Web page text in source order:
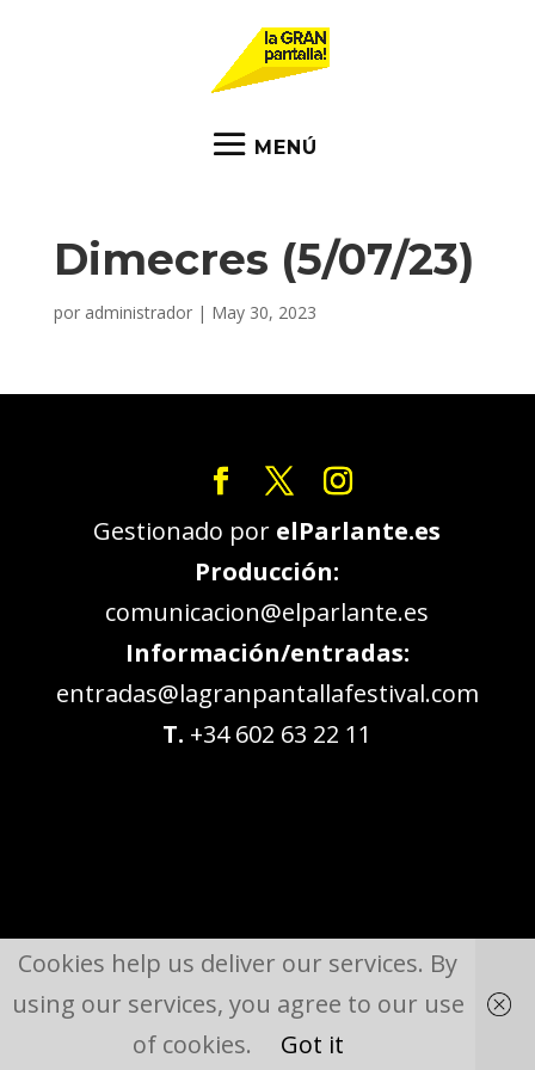
Dimecres (5/07/23)
por administrador| May 30, 2023
Gestionado por elParlante.es
Producción:
comunicacion@elparlante.es
Información/entradas:
entradas@lagranpantallafestival.com
T. +34 602 63 22 11
Cookies help us deliver our services. By
using our services, you agree to our use
of cookies.
Got it